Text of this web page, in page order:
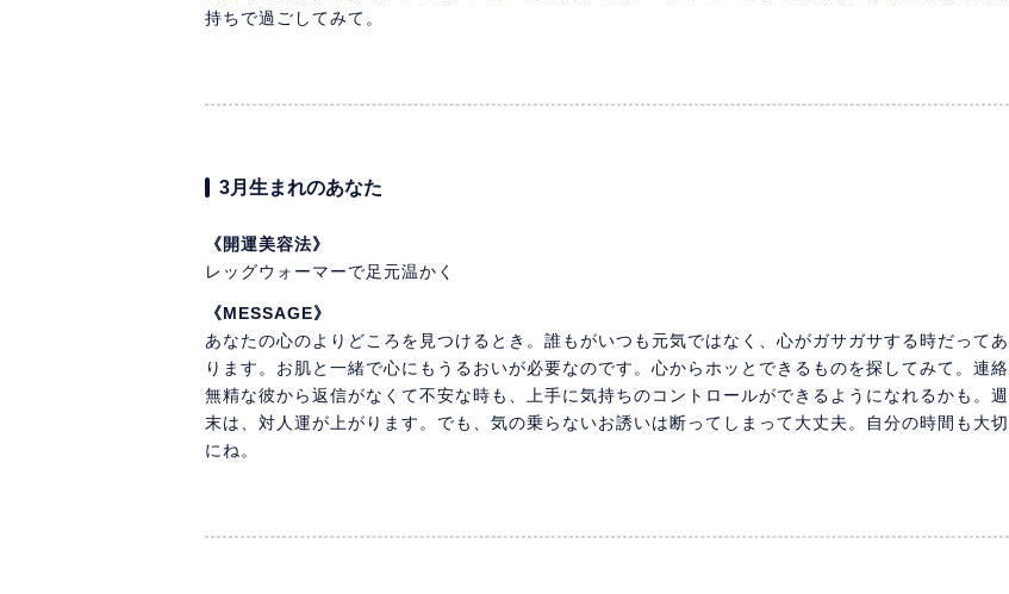
持ちで過ごしてみて。
3月生まれのあなた
《開運美容法》
レッグウォーマーで足元温かく
《MESSAGE》
あなたの心のよりどころを見つけるとき。誰もがいつも元気ではなく、心がガサガサする時だってあ
ります。お肌と一緒で心にもうるおいが必要なのです。心からホッとできるものを探してみて。連絡
無精な彼から返信がなくて不安な時も、上手に気持ちのコントロールができるようになれるかも。週
末は、対人運が上がります。でも、気の乗らないお誘いは断ってしまって大丈夫。自分の時間も大切
にね。